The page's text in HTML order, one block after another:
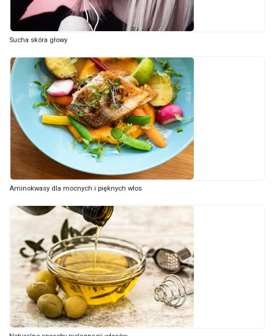
Sucha skóra głowy
Aminokwasy dla mocnych i pięknych włos